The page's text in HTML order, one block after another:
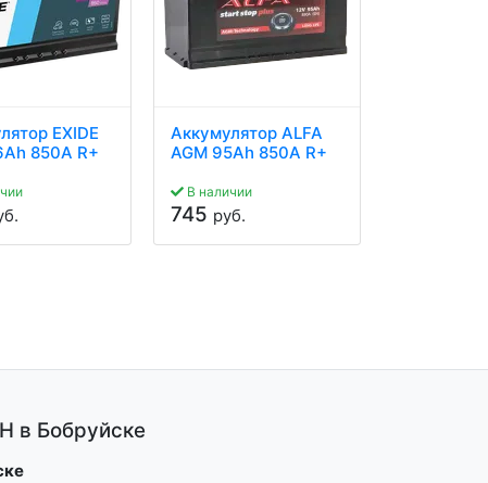
EXIDE
850A R+
Аккумулятор ALFA
AGM 95Ah 850A R+
В наличии
745 руб.
Бобруйске